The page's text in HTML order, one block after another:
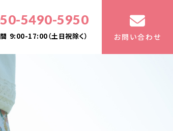
5490-5950
9:00-17:00（土日祝除く） お問い合わせ